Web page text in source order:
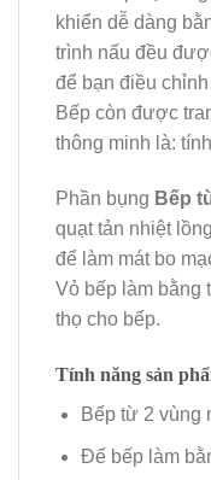
khiển dễ dàng
trình nấu đều
để bạn điều
Bếp còn được
thông minh là:
Phần bụng Bếp
quạt tản nhiệt
để làm mát bo
Vỏ bếp làm bằng
thọ cho bếp.
Tính năng sản
Bếp từ 2 vùng
Đế bếp làm